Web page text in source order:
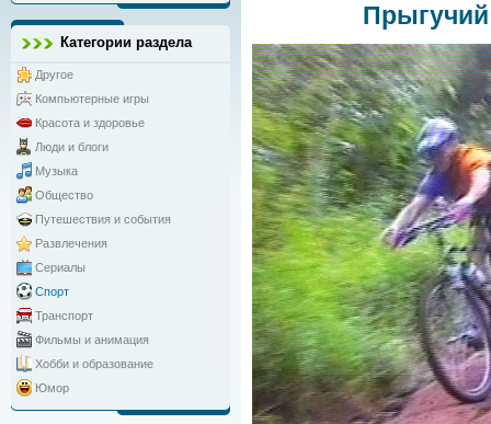
Категории раздела
Другое
Компьютерные игры
Красота и здоровье
Люди и блоги
Музыка
Общество
Путешествия и события
Развлечения
Сериалы
Спорт
Транспорт
Фильмы и анимация
Хобби и образование
Юмор